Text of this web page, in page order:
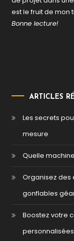
est le fruit de mon
Bonne lecture!
ARTICLES
Les secrets
mesure
Quelle
Organisez des
gonflables
Boostez votre
personnalisées